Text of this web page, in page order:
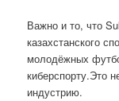
Важно и то, что
казахстанского
молодёжных
киберспорту.Это
индустрию.